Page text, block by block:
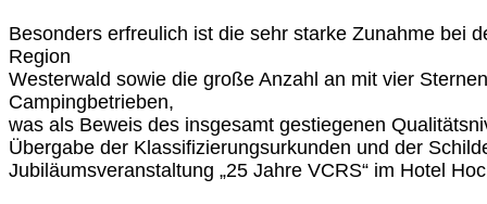
Besonders erfreulich ist die sehr starke Zunahme bei
Region
Westerwald sowie die große Anzahl an mit vier
Campingbetrieben,
was als Beweis des insgesamt gestiegenen
Übergabe der Klassifizierungsurkunden und der
Jubiläumsveranstaltung „25 Jahre VCRS“ im Hotel